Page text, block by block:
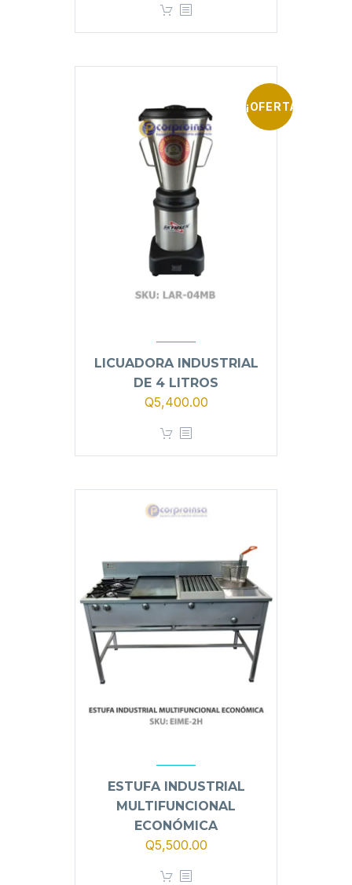
¡OFERTA!
LICUADORA INDUSTRIAL
DE 4 LITROS
El
original
era:
Q5,400.00El
es:
ESTUFA INDUSTRIAL
MULTIFUNCIONAL
ECONÓMICA
Q5,500.00